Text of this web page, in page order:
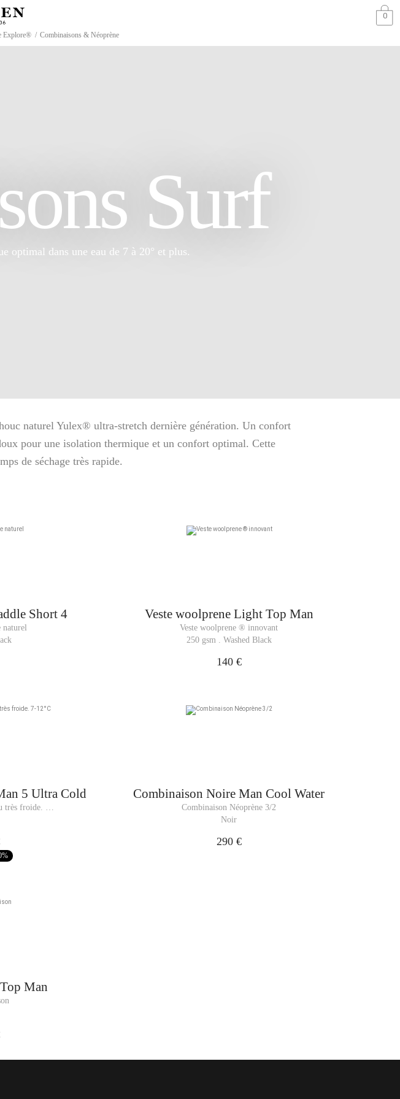
0
Explore® / Combinaisons & Néoprène
Surf
optimal dans une eau de 7 à 20° et plus.
naturel Yulex® ultra-stretch dernière génération. Un confort
pour une isolation thermique et un confort optimal. Cette
de séchage très rapide.
Short 4
naturel
Veste woolprene Light Top Man
Veste woolprene ® innovant
250 gsm . Washed Black
140 €
5 Ultra Cold
très froide. 7-
%
CombinaisonNoire Man Cool Water
Combinaison Néoprène 3/2
Noir
290 €
Top Man